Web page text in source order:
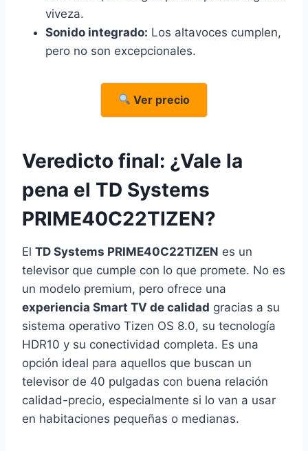
viveza.
Sonido integrado: Los altavoces cumplen,
pero no son excepcionales.
Ver precio
Veredicto final: ¿Vale la
pena el TD Systems
PRIME40C22TIZEN?
El TD Systems PRIME40C22TIZEN es un
televisor que cumple con lo que promete. No es
un modelo premium, pero ofrece una
experiencia Smart TV de calidad gracias a su
sistema operativo Tizen OS 8.0, su tecnología
HDR10 y su conectividad completa. Es una
opción ideal para aquellos que buscan un
televisor de 40 pulgadas con buena relación
calidad-precio, especialmente si lo van a usar
en habitaciones pequeñas o medianas.